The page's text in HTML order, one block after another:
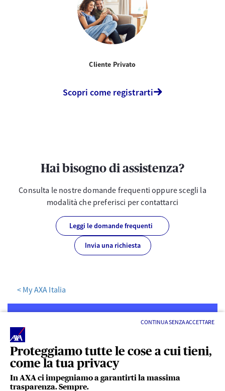
Proteggiamo tutte le cose a cui tieni,
come la tua privacy
In AXA ci impegniamo a garantirti la massima
trasparenza. Sempre.
CONTINUA SENZA ACCETTARE
Cliente Privato
Scopri come registrarti
Hai bisogno di assistenza?
Consulta le nostre domande frequenti oppure scegli la
modalità che preferisci per contattarci
Leggi le domande frequenti
Invia una richiesta
< My AXA Italia
LINK UTILI